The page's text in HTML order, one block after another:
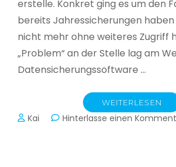
erstelle. Konkret ging es um den
bereits Jahressicherungen haben
nicht mehr ohne weiteres Zugriff
„Problem“ an der Stelle lag am
Datensicherungssoftware …
WEITERLESEN
Kai Hinterlasse einen